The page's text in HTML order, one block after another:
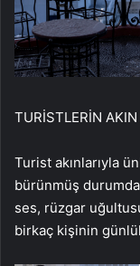
TURİSTLERİN
Turist akınlarıyla
bürünmüş
ses, rüzgar
birkaç kişinin